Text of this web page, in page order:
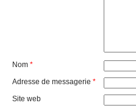
Nom *
Adresse de messagerie *
Site web